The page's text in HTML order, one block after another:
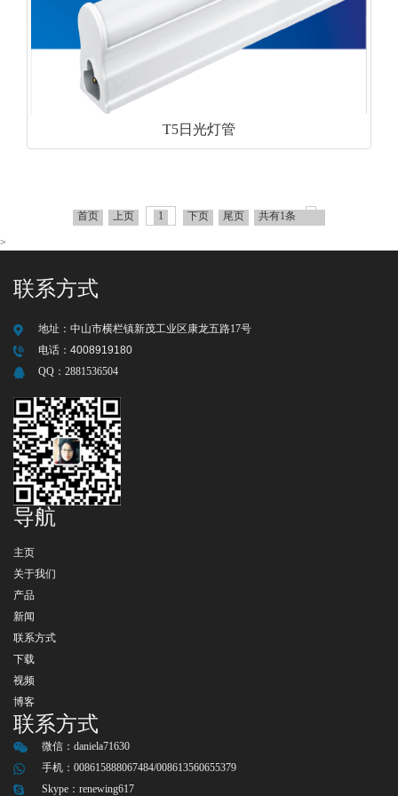
T5日光灯管
首页 上页 1 下页 尾页 共有1条
>
联系方式
地址： 中山市横栏镇新茂工业区康龙五路17号
电话： 4008919180
QQ： 2881536504
导航
主页
关于我们
产品
新闻
联系方式
下载
视频
博客
联系方式
微信： daniela71630
手机：008615888067484/008613560655379
Skype： renewing617